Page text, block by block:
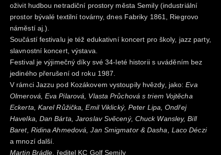
oživit hudbou netradiční prostory města Semily (industriální
prostor bývalé textilní továrny, dnes Fabriky 1861, Riegrovo
náměstí aj.).
Součástí festivalu je též edukativní koncert pro školy, jazz party,
slavnostní koncert, výstava.
Festival je výjimečný díky své 34-leté historii s uváděním bez
jediného přerušení od roku 1987.
V rámci Jazzu pod Kozákovem vystoupily hvězdy, jako:Eva
Olmerová, Eva Pilarová, Vlasta Průchová s triem Vojtěcha
Eckerta, Karel Růžička, Emil Viklický, Peter Lipa, Ondřej
Havelka, Dan Bárta, Jaroslav Svěcený, Chuck Wansley, Bill
Baret, Ridina Ahmedová, Jan Smigmator & Dasha, Laco Déczi
a mnozí další.
Martin Brádle, ředitel KC Golf Semily